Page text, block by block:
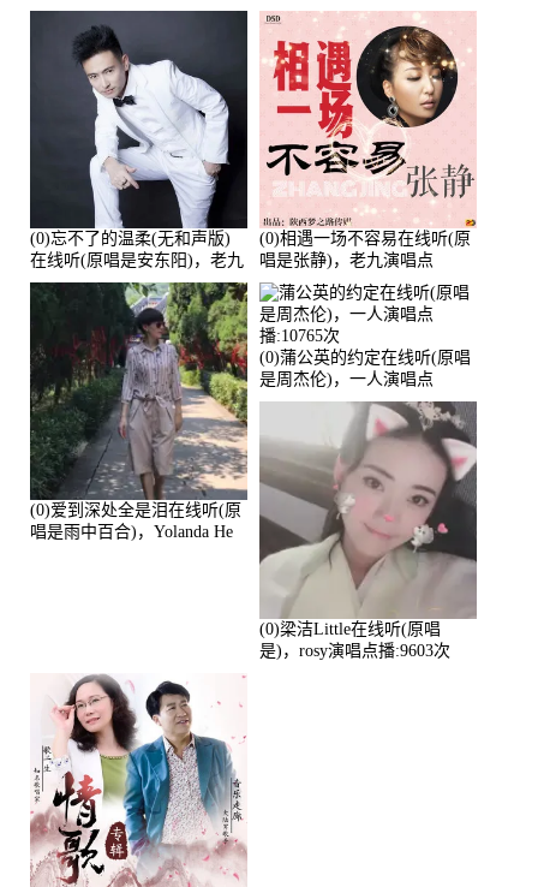
播:21991次
HGBai演唱点播:19428次
(0)忘不了的温柔(无和声版)
在线听(原唱是安东阳)，老九
演唱点播:17392次
(0)相遇一场不容易在线听(原
唱是张静)，老九演唱点
播:11453次
(0)爱到深处全是泪在线听(原
唱是雨中百合)，Yolanda He
(0)蒲公英的约定在线听(原唱
是周杰伦)，一人演唱点
播:10765次
(0)梁洁Little在线听(原唱
是)，rosy演唱点播:9603次